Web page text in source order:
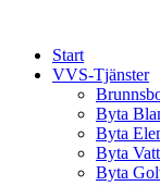
contentStart
VVS-Tjänster
Byta
Byta
Byta
Byta